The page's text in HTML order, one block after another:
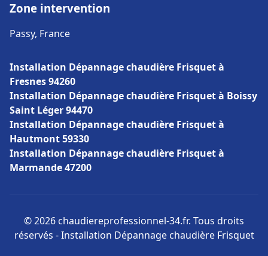
Zone intervention
Passy, France
Installation Dépannage chaudière Frisquet à
Fresnes 94260
Installation Dépannage chaudière Frisquet à Boissy
Saint Léger 94470
Installation Dépannage chaudière Frisquet à
Hautmont 59330
Installation Dépannage chaudière Frisquet à
Marmande 47200
© 2026 chaudiereprofessionnel-34.fr. Tous droits
réservés - Installation Dépannage chaudière Frisquet